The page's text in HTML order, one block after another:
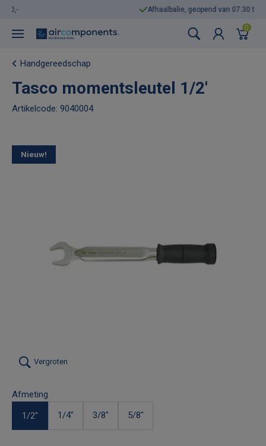
Afhaalbalie, geopend van 07:30 tot 17:00
0
Handgereedschap
Tasco momentsleutel 1/2'
Artikelcode: 9040004
Vergroten
Nieuw!
Afmeting
1/2"
1/4" 3/8" 5/8"